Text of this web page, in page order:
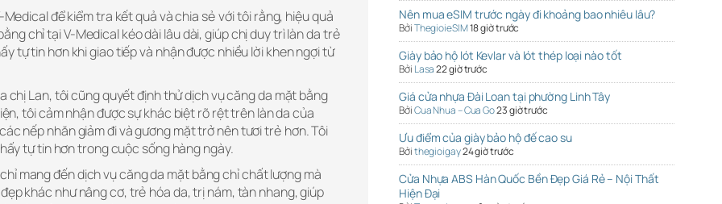
để kiểm tra kết quả và chia sẻ với tôi rằng, hiệu quả
chỉ tại V-Medical kéo dài lâu dài, giúp chị duy trì làn da trẻ
tự tin hơn khi giao tiếp và nhận được nhiều lời khen ngợi từ
chị Lan, tôi cũng quyết định thử dịch vụ căng da mặt bằng
tôi cảm nhận được sự khác biệt rõ rệt trên làn da của
nếp nhăn giảm đi và gương mặt trở nên tươi trẻ hơn. Tôi
tự tin hơn trong cuộc sống hàng ngày.
mang đến dịch vụ căng da mặt bằng chỉ chất lượng mà
khác như nâng cơ, trẻ hóa da, trị nám, tàn nhang, giúp
Nên mua eSIM trước ngày đi khoảng bao nhiêu lâu?
BởiThegioieSIM18 giờ trước
Giày bảo hộ lót Kevlar và lót thép loại nào tốt
Bởi Lasa22 giờ trước
Giá cửa nhựa Đài Loan tại phường Linh Tây
BởiCua Nhua – Cua Go23 giờ trước
Ưu điểm của giày bảo hộ đế cao su
Bởithegioigay24 giờ trước
Cửa Nhựa ABS Hàn Quốc Bền Đẹp Giá Rẻ – Nội Thất
Hiện Đại